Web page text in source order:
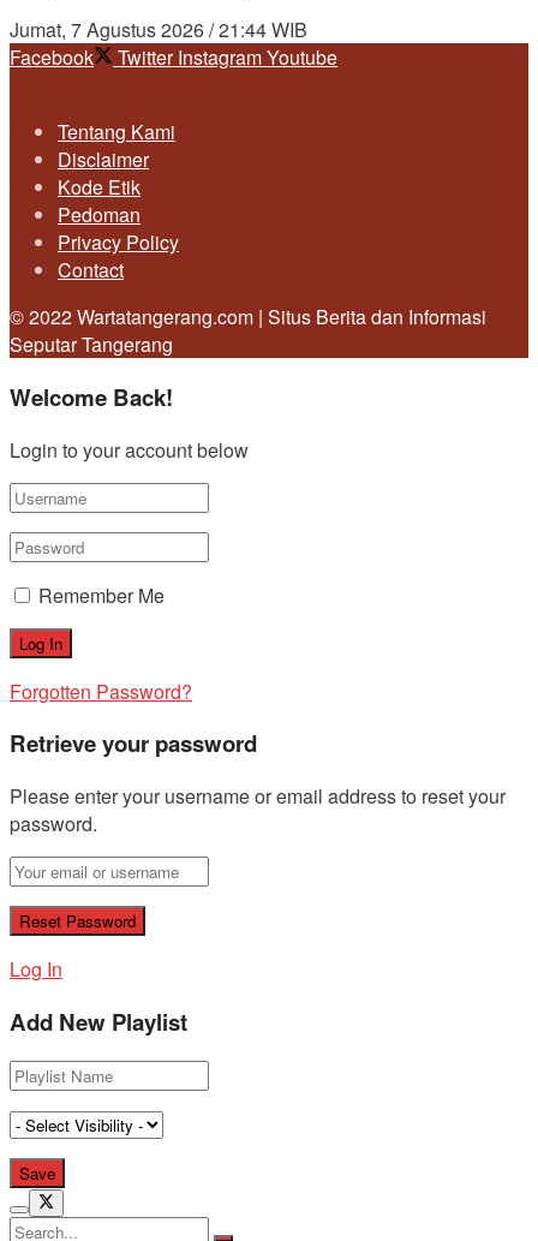
Jumat, 7 Agustus 2026 / 21:44 WIB
Facebook
Twitter InstagramYoutube
Tentang Kami
Disclaimer
Kode Etik
Pedoman
Privacy Policy
Contact
© 2022 Wartatangerang.com | Situs Berita dan Informasi
Seputar Tangerang
Welcome Back!
Login to your account below
Remember Me
Forgotten Password?
Retrieve your password
Please enter your username or email address to reset your
password.
Log In
Add New Playlist